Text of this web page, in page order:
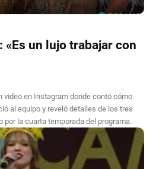
«Es un lujo trabajar con
video en Instagram donde contó cómo
al equipo y reveló detalles de los tres
por la cuarta temporada del programa.